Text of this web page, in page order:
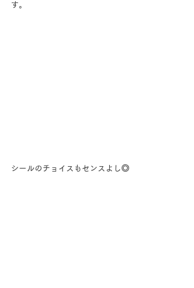
す。
シールのチョイスもセンスよし◎